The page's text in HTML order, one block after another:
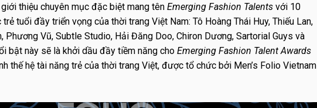
thiệu chuyên mục đặc biệt mang tên Emerging Fashion Talentsvới 10
tuổi đầy triển vọng của thời trang Việt Nam: Tô Hoàng Thái Huy, Thiếu Lan,
Phương Vũ, Subtle Studio, Hải Đăng Doo, Chiron Dương, Sartorial Guys và
bật này sẽ là khởi dầu đầy tiềm năng cho Emerging Fashion Talent Awards
thế hệ tài năng trẻ của thời trang Việt, được tổ chức bởi Men’s Folio Vietnam